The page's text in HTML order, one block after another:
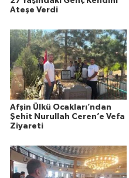
Ateşe Verdi
Afşin Ülkü Ocakları’ndan
Şehit Nurullah Ceren’e Vefa
Ziyareti